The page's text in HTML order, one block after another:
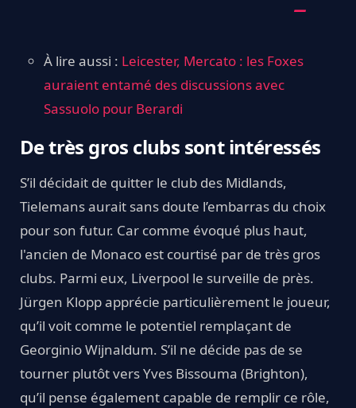
À lire aussi : Leicester, Mercato : les Foxes
auraient entamé des discussions avec
Sassuolo pour Berardi
De très gros clubs sont intéressés
S’il décidait de quitter le club des Midlands,
Tielemans aurait sans doute l’embarras du choix
pour son futur. Car comme évoqué plus haut,
l'ancien de Monaco est courtisé par de très gros
clubs. Parmi eux, Liverpool le surveille de près.
Jürgen Klopp apprécie particulièrement le joueur,
qu’il voit comme le potentiel remplaçant de
Georginio Wijnaldum. S’il ne décide pas de se
tourner plutôt vers Yves Bissouma (Brighton),
qu’il pense également capable de remplir ce rôle,